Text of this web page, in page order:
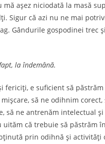
aşez niciodată la masă
Sigur că azi nu ne mai
Gândurile gospodinei trec
la îndemână.
fericiţi, e suficient să
să ne odihnim corect,
să ne antrenăm intelectual şi
uităm că trebuie să păstrăm în
prin odihnă şi activităţi